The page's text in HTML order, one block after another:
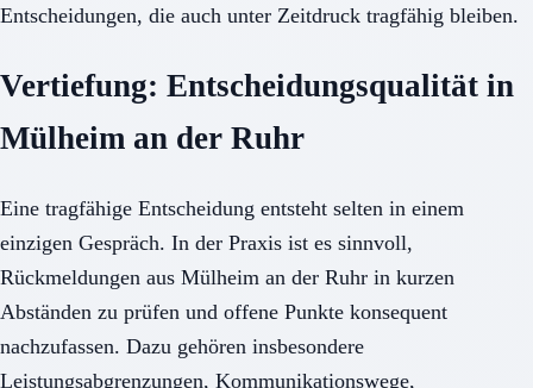
Entscheidungen, die auch unter Zeitdruck tragfähig bleiben.
Vertiefung: Entscheidungsqualität in
Mülheim an der Ruhr
Eine tragfähige Entscheidung entsteht selten in einem
einzigen Gespräch. In der Praxis ist es sinnvoll,
Rückmeldungen aus Mülheim an der Ruhr in kurzen
Abständen zu prüfen und offene Punkte konsequent
nachzufassen. Dazu gehören insbesondere
Leistungsabgrenzungen, Kommunikationswege,